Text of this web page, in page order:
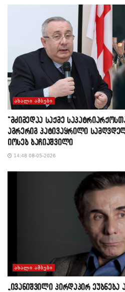
ᲐᲮᲐᲚᲘ ᲐᲛᲑᲔᲑᲘ
“მძიმედაა საქმე
აგრერიგ პატივაყრილი
იოსებ ბაჩიაშვილი
14:48 08-05-2026
ᲐᲮᲐᲚᲘ ᲐᲛᲑᲔᲑᲘ
„ივანიშვილი პირდაპირ